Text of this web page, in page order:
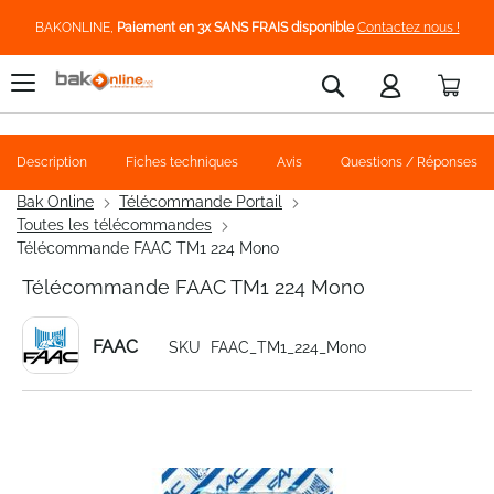
BAKONLINE, Paiement en 3x SANS FRAIS disponible Contactez nous !
Rechercher
Bak Online
Télécommande Portail
Toutes les télécommandes
Télécommande FAAC TM1 224 Mono
Télécommande FAAC TM1 224 Mono
FAAC SKU FAAC_TM1_224_Mono
Description Fiches techniques Avis Questions / Réponses